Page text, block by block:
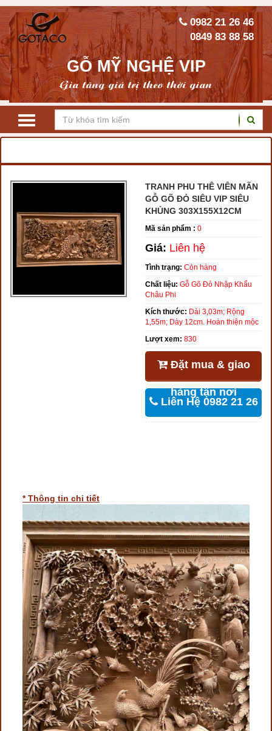
GỖ MỸ NGHỆ VIP
Gia tăng giá trị theo thời gian
0982 21 26 46
0849 83 88 58
TRANH PHU THÊ VIÊN MÃN
GỖ GÕ ĐỎ SIÊU VIP SIÊU
KHỦNG 303X155X12CM
Mã sản phẩm : 0
Giá: Liên hệ
Tình trạng: Còn hàng
Chất liệu: Gỗ Gõ Đỏ Nhập Khẩu
Châu Phi
Kích thước: Dài 3,03m; Rộng
1,55m; Dày 12cm. Hoàn thiện mộc
Lượt xem: 830
Đặt mua & giao
hàng tận nơi
Liên Hệ 0982 21 26
* Thông tin chi tiết